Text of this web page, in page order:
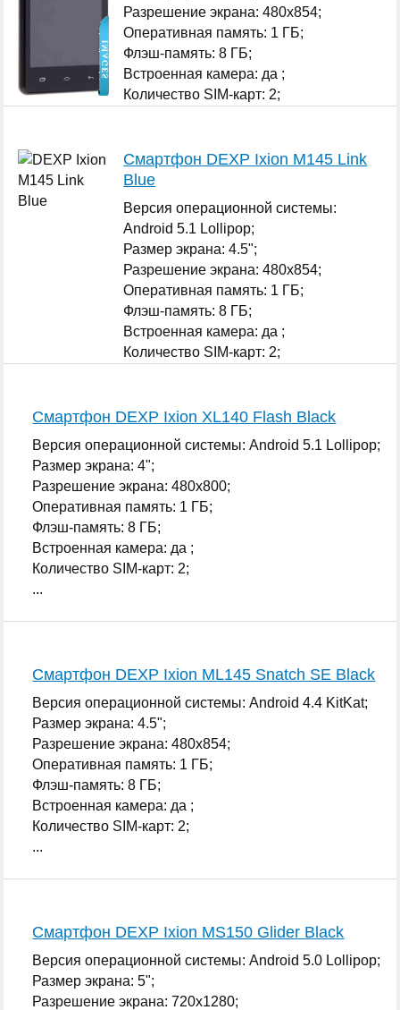
Разрешение экрана: 480x854;
Оперативная память: 1 ГБ;
Флэш-память: 8 ГБ;
Встроенная камера: да ;
Количество SIM-карт: 2;
Смартфон DEXP Ixion M145 Link
Blue
Версия операционной системы:
Android 5.1 Lollipop;
Размер экрана: 4.5";
Разрешение экрана: 480x854;
Оперативная память: 1 ГБ;
Флэш-память: 8 ГБ;
Встроенная камера: да ;
Количество SIM-карт: 2;
Смартфон DEXP Ixion XL140 Flash Black
Версия операционной системы: Android 5.1 Lollipop;
Размер экрана: 4";
Разрешение экрана: 480x800;
Оперативная память: 1 ГБ;
Флэш-память: 8 ГБ;
Встроенная камера: да ;
Количество SIM-карт: 2;
...
Смартфон DEXP Ixion ML145 Snatch SE Black
Версия операционной системы: Android 4.4 KitKat;
Размер экрана: 4.5";
Разрешение экрана: 480x854;
Оперативная память: 1 ГБ;
Флэш-память: 8 ГБ;
Встроенная камера: да ;
Количество SIM-карт: 2;
...
Смартфон DEXP Ixion MS150 Glider Black
Версия операционной системы: Android 5.0 Lollipop;
Размер экрана: 5";
Разрешение экрана: 720x1280;